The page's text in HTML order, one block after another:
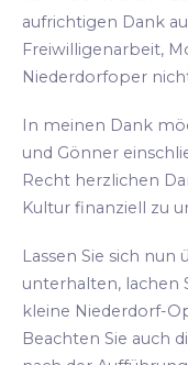
aufrichtigen Dank
Freiwilligenarbeit,
Niederdorfoper
In meinen Dank
und Gönner
Recht herzlichen
Kultur finanziell zu
Lassen Sie sich nun
unterhalten, lachen
kleine Niederdorf-
Beachten Sie auch